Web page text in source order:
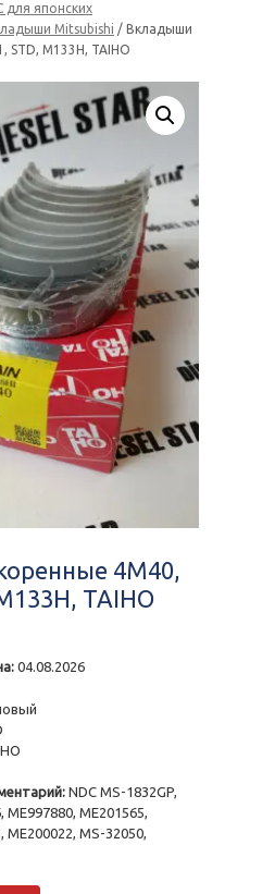
для японских
Mitsubishi / Вкладыши
STD, M133H, TAIHO
4M40,
TAIHO
04.08.2026
NDC MS-1832GP,
ME997880, ME201565,
ME200022, MS-32050,